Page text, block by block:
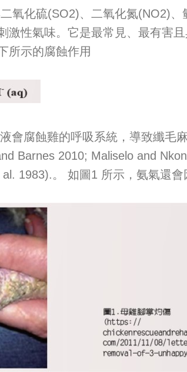
化硫(SO2)、二氧化氮(NO2)、
激性氣味。它是最常見、最有害
所示的腐蝕作用
腐蝕雞的呼吸系統，導致纖毛
Barnes 2010; Maliselo and
1983).。 如圖1 所示，氨氣還